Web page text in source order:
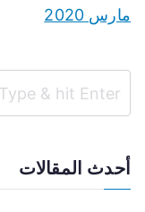
مارس 2020
أحدث المقالات